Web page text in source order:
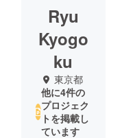
Ryu
Kyogo
ku
東京都
他に4件の
プロジェク
トを掲載し
ています